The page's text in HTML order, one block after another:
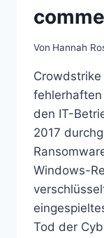
Von Hannah
den IT-
2017
Windows-
Tod der